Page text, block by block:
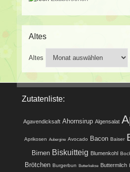
Altes
Altes
Zutatenliste:
Agavendicksaft Ahornsirup Algensalat
Aprikosen Aubergine Avocado Bacon Baiser
Birnen Biskuitteig Blumenkohl
Brötchen Burgerbun Butterkekse Buttermilch